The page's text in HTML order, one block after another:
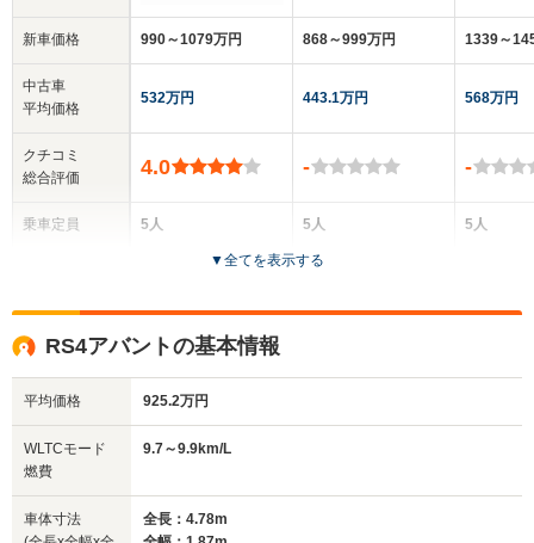
新車価格
中古車
平均価格
クチコミ
総合評価
乗車定員
サイズ
(全長x全幅x全高)
990～1079万円
532万円
4.0
5人
1.41m～1.42m
全幅
1.83m
868～999万円
443.1万円
-
5人
5ドア
1339～
568万円
-
5人
▼全てを表示する
RS4アバントの基本情報
平均価格 925.2万円
WLTCモード
燃費
9.7～9.9km/L
車体寸法
全長：4.78m